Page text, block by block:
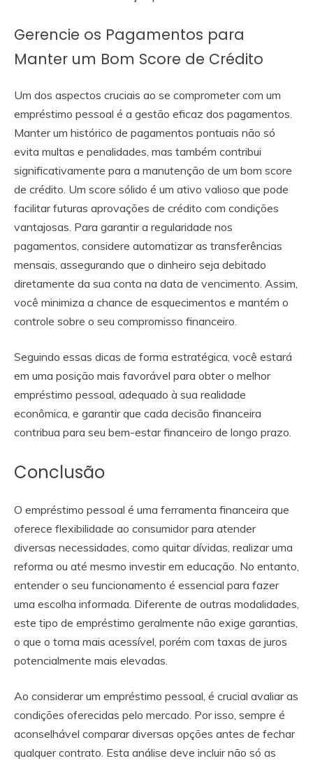
Gerencie os Pagamentos para
Manter um Bom Score de Crédito
Um dos aspectos cruciais ao se comprometer com um
empréstimo pessoal é a gestão eficaz dos pagamentos.
Manter um histórico de pagamentos pontuais não só
evita multas e penalidades, mas também contribui
significativamente para a manutenção de um bom score
de crédito. Um score sólido é um ativo valioso que pode
facilitar futuras aprovações de crédito com condições
vantajosas. Para garantir a regularidade nos
pagamentos, considere automatizar as transferências
mensais, assegurando que o dinheiro seja debitado
diretamente da sua conta na data de vencimento. Assim,
você minimiza a chance de esquecimentos e mantém o
controle sobre o seu compromisso financeiro.
Seguindo essas dicas de forma estratégica, você estará
em uma posição mais favorável para obter o melhor
empréstimo pessoal, adequado à sua realidade
econômica, e garantir que cada decisão financeira
contribua para seu bem-estar financeiro de longo prazo.
Conclusão
O empréstimo pessoal é uma ferramenta financeira que
oferece flexibilidade ao consumidor para atender
diversas necessidades, como quitar dívidas, realizar uma
reforma ou até mesmo investir em educação. No entanto,
entender o seu funcionamento é essencial para fazer
uma escolha informada. Diferente de outras modalidades,
este tipo de empréstimo geralmente não exige garantias,
o que o torna mais acessível, porém com taxas de juros
potencialmente mais elevadas.
Ao considerar um empréstimo pessoal, é crucial avaliar as
condições oferecidas pelo mercado. Por isso, sempre é
aconselhável comparar diversas opções antes de fechar
qualquer contrato. Esta análise deve incluir não só as